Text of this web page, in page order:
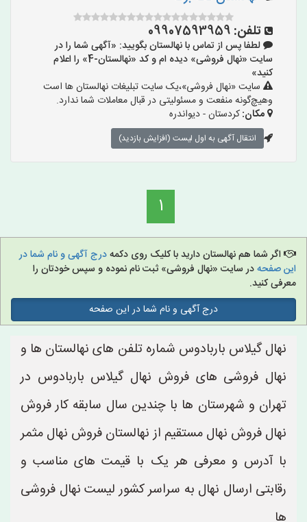
تلفن: 09907593959
لطفا پس از تماس با نهالستان بگویید: «آگهی شما را در
سایت «نهال فروشی» دیده ام و کد «نهالستان-4» را اعلام
کنید»
سایت «نهال فروشی»،یک سایت تبلیغات نهالستان ها است
وهیچ‌گونه منفعت و مسئولیتی در قبال معاملات شما ندارد.
مکان:کردستان - دیواندره
انتقال آگهی به اول لیست (افزایش بازدید)
1
اگر شما هم نهالستان دارید با کلیک روی دکمهدرج آگهی و نام شما در
این صفحهدر سایت «نهال فروشی» ثبت نام نموده و سپس خودتان را
معرفی کنید.
درج آگهی و نام شما در این صفحه
نهال گیلاس باربادوس شماره تلفن های نهالستان ها و
نهال فروشی های فروش نهال گیلاس باربادوس در
تهران و شهرستان ها با چندین سال سابقه کار فروش
نهال فروش نهال مستقیم از نهالستان فروش نهال مثمر
با آدرس و معرفی هر یک با قیمت های مناسب و
رقابتی ارسال نهال به سراسر کشور لیست نهال فروشی
ها